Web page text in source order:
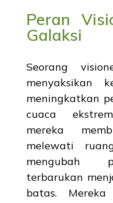
Peran
Galaksi
Seorang
menyaksikan
meningkatkan
cuaca
mereka
melewati
mengubah
terbarukan
batas.